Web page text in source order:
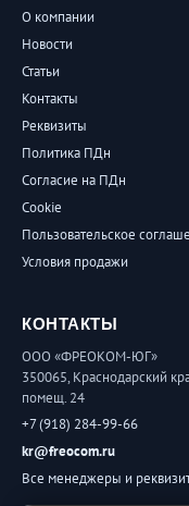
О компании
Новости
Статьи
Контакты
Реквизиты
Политика ПДн
Согласие на ПДн
Cookie
Пользовательское
Условия продажи
КОНТАКТЫ
ООО «ФРЕОКОМ-ЮГ»
350065, Краснодарский
помещ. 24
+7 (918) 284-99-66
kr@freocom.ru
Все менеджеры и